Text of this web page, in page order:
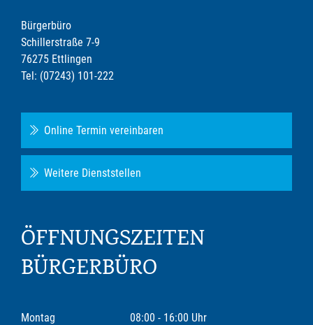
Bürgerbüro
Schillerstraße 7-9
76275 Ettlingen
Tel: (07243) 101-222
Online Termin vereinbaren
Weitere Dienststellen
ÖFFNUNGSZEITEN
BÜRGERBÜRO
Montag
08:00 - 16:00 Uhr